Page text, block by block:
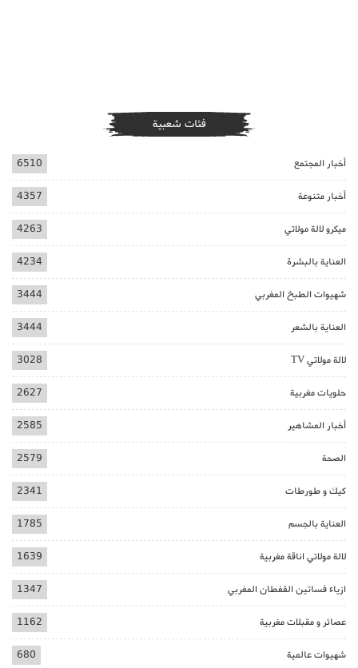
فئات شعبية
أخبار المجتمع 6510
أخبار متنوعة 4357
ميكرو لالة مولاتي 4263
العناية بالبشرة 4234
شهيوات الطبخ المغربي 3444
العناية بالشعر 3444
لالة مولاتي TV 3028
حلويات مغربية 2627
أخبار المشاهير 2585
الصحة 2579
كيك و طورطات 2341
العناية بالجسم 1785
لالة مولاتي اناقة مغربية 1639
ازياء فساتين القفطان المغربي 1347
عصائر و مقبلات مغربية 1162
شهيوات عالمية 680